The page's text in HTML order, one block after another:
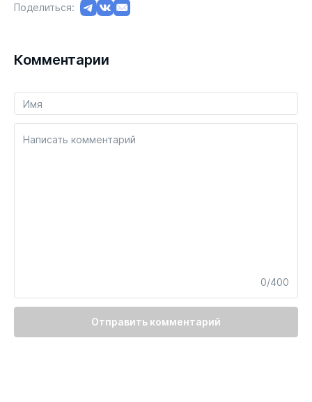
Поделиться:
Комментарии
Написать комментарий
0/400
Отправить комментарий